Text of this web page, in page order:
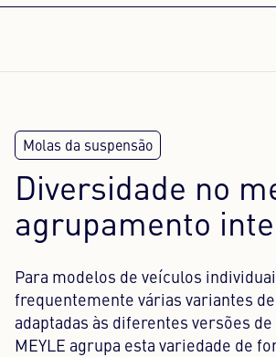
Diversidade no
agrupamento
Para modelos de veículos
frequentemente várias variantes
adaptadas às diferentes versões
MEYLE agrupa esta variedade de